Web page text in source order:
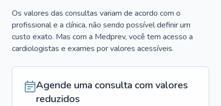
Os valores das consultas variam de acordo com o
profissional e a clínica, não sendo possível definir um
custo exato. Mas com a Medprev, você tem acesso a
cardiologistas e exames por valores acessíveis.
Agende uma consulta com valores
reduzidos